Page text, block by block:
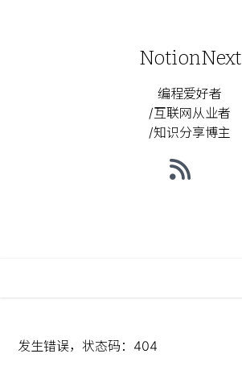
NotionNext
编程爱好者
/互联网从业者
/知识分享博主
发生错误，状态码： 404